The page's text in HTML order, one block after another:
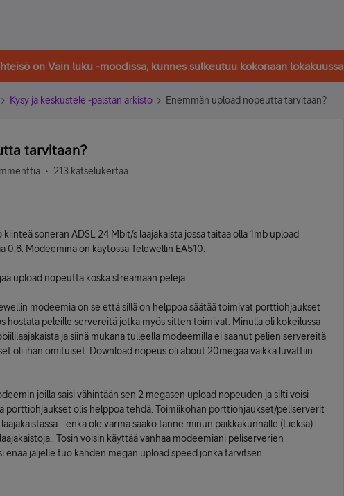
on Vain luku -moodissa, kunnes sulkeutuu kokonaan lokakuussa
Kysy ja keskustele -palstan arkisto Enemmän upload nopeutta tarvitaan?
tarvitaan?
213 katselukertaa
soneran ADSL 24 Mbit/s laajakaista jossa taitaa olla 1mb upload
0,8. Modeemina on käytössä Telewellin EA510.
upload nopeutta koska streamaan pelejä.
modeemia on se että sillä on helppoa säätää toimivat porttiohjaukset
hostata peleille servereitä jotka myös sitten toimivat. Minulla oli kokeilussa
ja siinä mukana tulleella modeemilla ei saanut pelien servereitä
oli ihan omituiset. Download nopeus oli about 20megaa vaikka luvattiin
joilla saisi vähintään sen 2 megasen upload nopeuden ja silti voisi
porttiohjaukset olis helppoa tehdä. Toimiikohan porttiohjaukset/peliserverit
enkä ole varma saako tänne minun paikkakunnalle (Lieksa)
Tosin voisin käyttää vanhaa modeemiani peliserverien
enää jäljelle tuo kahden megan upload speed jonka tarvitsen.